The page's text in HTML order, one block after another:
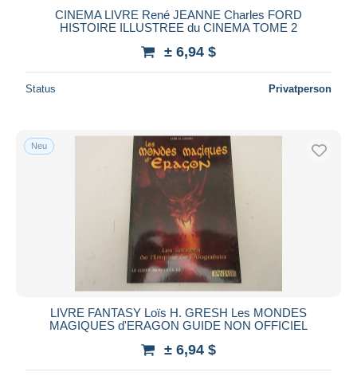
CINEMA LIVRE René JEANNE Charles FORD
HISTOIRE ILLUSTREE du CINEMA TOME 2
± 6,94 $
Status Privatperson
Neu
LIVRE FANTASY Loïs H. GRESH Les MONDES
MAGIQUES d'ERAGON GUIDE NON OFFICIEL
± 6,94 $